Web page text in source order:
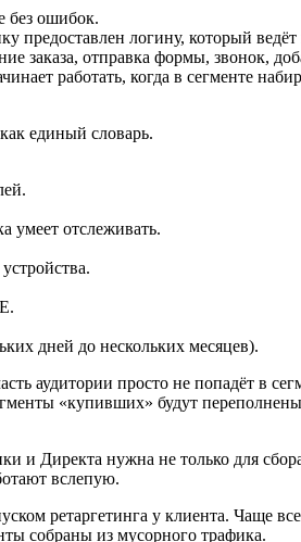
без ошибок.
предоставлен логину, который
заказа, отправка формы, звонок,
работать, когда в сегменте
единый словарь.
умеет отслеживать.
дней до нескольких месяцев).
аудитории просто не попадёт в
«купивших» будут
и Директа нужна не только для
вслепую.
ретаргетинга у клиента. Чаще
собраны из мусорного трафика.